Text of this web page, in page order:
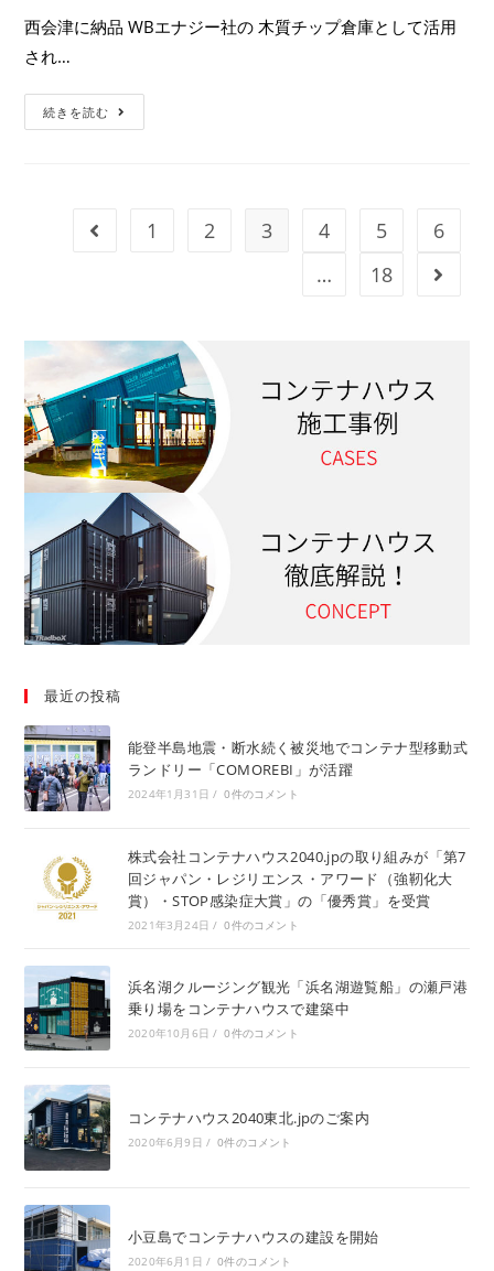
西会津に納品 WBエナジー社の 木質チップ倉庫として活用
され…
続きを読む
1 2 3 4 5
6
…
18
最近の投稿
能登半島地震・断水続く被災地でコンテナ型移動式
ランドリー「COMOREBI」が活躍
2024年1月31日 / 0件のコメント
株式会社コンテナハウス2040.jpの取り組みが「第7
回ジャパン・レジリエンス・アワード（強靭化大
賞）・STOP感染症大賞」の「優秀賞」を受賞
2021年3月24日 / 0件のコメント
浜名湖クルージング観光「浜名湖遊覧船」の瀬戸港
乗り場をコンテナハウスで建築中
2020年10月6日 / 0件のコメント
コンテナハウス2040東北.jpのご案内
2020年6月9日 / 0件のコメント
小豆島でコンテナハウスの建設を開始
2020年6月1日 / 0件のコメント